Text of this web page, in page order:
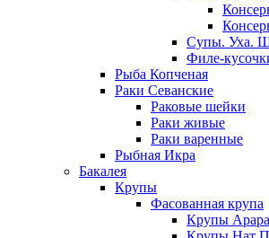
Супы. Уха.
Филе-
Рыба Копченая
Раки Севанские
Раковые шейки
Раки живые
Раки варенные
Рыбная Икра
Бакалея
Крупы
Фасованная крупа
Крупы